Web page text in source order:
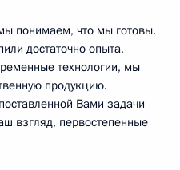
понимаем, что мы готовы.
достаточно опыта,
технологии, мы
продукцию.
Вами задачи
взгляд, первостепенные